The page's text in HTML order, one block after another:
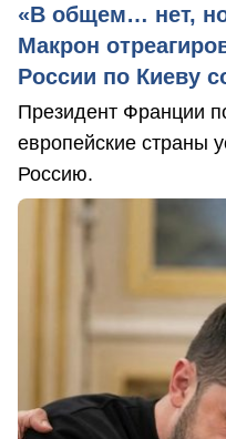
«В общем… нет,
Макрон
России по Киеву
Президент Франции
европейские страны
Россию.